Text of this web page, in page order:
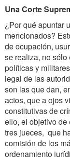
Una Corte
¿Por qué apuntar
mencionados?
de ocupación,
se realiza, no sólo
políticas y
legal de las
son las que dan,
actos, que a ojos
constitutivas de
ello, el objetivo de
tres jueces, que
comisión de los
ordenamiento